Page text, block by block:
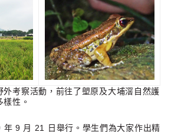
外考察活動，前往了塱原及大埔滘自然護
性。
年 9 月 21 日舉行。學生們為大家作出精